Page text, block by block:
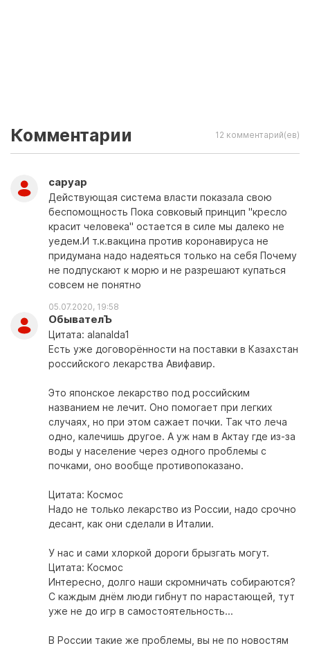
Комментарии 12 комментарий(ев)
саруар
Действующая система власти показала свою
беспомощность Пока совковый принцип "кресло
красит человека" остается в силе мы далеко не
уедем.И т.к.вакцина против коронавируса не
придумана надо надеяться только на себя Почему
не подпускают к морю и не разрешают купаться
совсем не понятно
05.07.2020, 19:58
ОбывателЪ
Цитата: alanalda1
Есть уже договорённости на поставки в Казахстан
российского лекарства Авифавир.
Это японское лекарство под российским
названием не лечит. Оно помогает при легких
случаях, но при этом сажает почки. Так что леча
одно, калечишь другое. А уж нам в Актау где из-за
воды у население через одного проблемы с
почками, оно вообще противопоказано.
Цитата: Космос
Надо не только лекарство из России, надо срочно
десант, как они сделали в Италии.
У нас и сами хлоркой дороги брызгать могут.
Цитата: Космос
Интересно, долго наши скромничать собираются?
С каждым днём люди гибнут по нарастающей, тут
уже не до игр в самостоятельность...
В России такие же проблемы, вы не по новостям